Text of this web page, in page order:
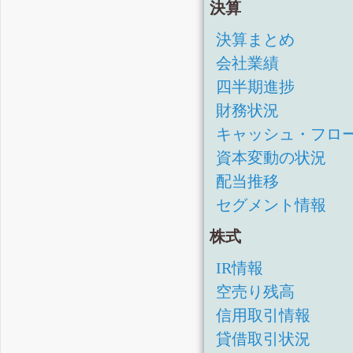
決算
決算まとめ
会社業績
四半期進捗
財務状況
キャッシュ・フロ
資本変動の状況
配当推移
セグメント情報
株式
IR情報
空売り残高
信用取引情報
貸借取引状況